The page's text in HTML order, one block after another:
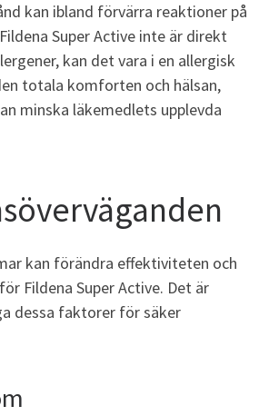
kan ibland förvärra reaktioner på
Super Active inte är direkt
kan det vara i en allergisk
totala komforten och hälsan,
minska läkemedlets upplevda
kan förändra effektiviteten och
Fildena Super Active. Det är
dessa faktorer för säker